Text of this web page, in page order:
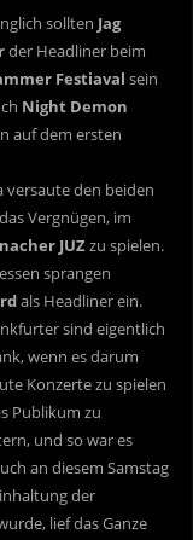
sollten Jag
der Headliner beim
Festiaval sein
Night Demon
auf dem ersten
versaute den beiden
Vergnügen, im
JUZzu spielen.
sprangen
als Headliner ein.
sind eigentlich
wenn es darum
Konzerte zu spielen
Publikum zu
und so war es
an diesem Samstag
der
lief das Ganze